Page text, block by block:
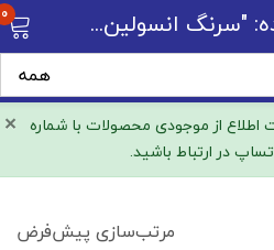
× از موجودی محصولات با شماره
در ارتباط باشید.
برچسب خورده: "سرنگ انسولین bd .05" 0
مرتب‌سازی پیش‌فرض